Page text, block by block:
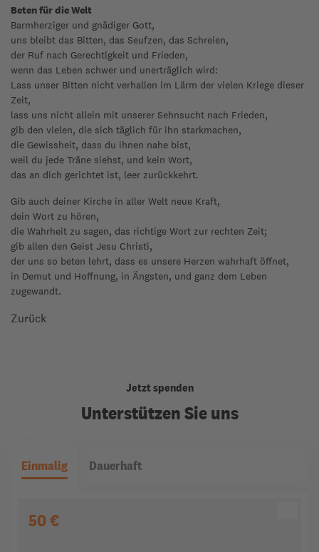
Beten für die Welt
Barmherziger und gnädiger Gott,
uns bleibt das Bitten, das Seufzen, das Schreien,
der Ruf nach Gerechtigkeit und Frieden,
wenn das Leben schwer und unerträglich wird:
Lass unser Bitten nicht verhallen im Lärm der vielen Kriege dieser
Zeit,
lass uns nicht allein mit unserer Sehnsucht nach Frieden,
gib den vielen, die sich täglich für ihn starkmachen,
die Gewissheit, dass du ihnen nahe bist,
weil du jede Träne siehst, und kein Wort,
das an dich gerichtet ist, leer zurückkehrt.
Gib auch deiner Kirche in aller Welt neue Kraft,
dein Wort zu hören,
die Wahrheit zu sagen, das richtige Wort zur rechten Zeit;
gib allen den Geist Jesu Christi,
der uns so beten lehrt, dass es unsere Herzen wahrhaft öffnet,
in Demut und Hoffnung, in Ängsten, und ganz dem Leben
zugewandt.
Zurück
Jetzt spenden
Unterstützen Sie uns
Einmalig Dauerhaft
50 €